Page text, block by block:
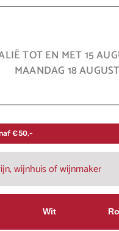
TOT EN MET 15
MAANDAG 18
€50,-
Wit